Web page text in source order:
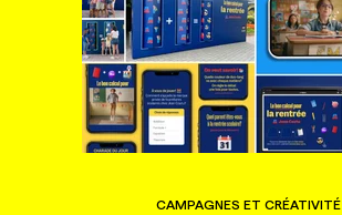
CAMPAGNES ET CRÉATIVITÉ